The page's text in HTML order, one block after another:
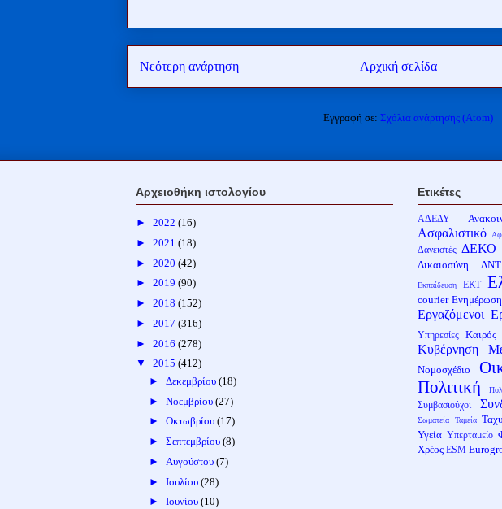
Νεότερη ανάρτηση Αρχική σελίδα
Εγγραφή σε: Σχόλια ανάρτησης (Atom)
Αρχειοθήκη ιστολογίου
► 2022 (16)
► 2021 (18)
► 2020 (42)
► 2019 (90)
► 2018 (152)
► 2017 (316)
► 2016 (278)
▼ 2015 (412)
► Δεκεμβρίου (18)
► Νοεμβρίου (27)
► Οκτωβρίου (17)
► Σεπτεμβρίου (8)
► Αυγούστου (7)
► Ιουλίου (28)
► Ιουνίου (10)
Ετικέτες
ΑΔΕΔΥ
Ασφαλιστικό
Δανειστές ΔΕΚΟ
Δικαιοσύνη
ΔΝΤ
Εκπαίδευση ΕΚΤ
courier Ενημέρωση
Εργαζόμενοι
Υπηρεσίες
Καιρός
Κυβέρνηση
Νομοσχέδιο
Πολιτική
Συμβασιούχοι
Σωματεία Ταμεία
Υγεία Υπερταμείο
Χρέος ESM